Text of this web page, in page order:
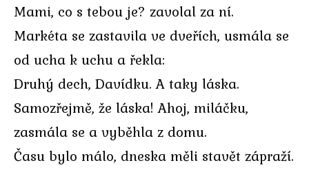
Mami, co s tebou je? zavolal za ní.
Markéta se zastavila ve dveřích, usmála se
od ucha k uchu a řekla:
Druhý dech, Davídku. A taky láska.
Samozřejmě, že láska! Ahoj, miláčku,
zasmála se a vyběhla z domu.
Času bylo málo, dneska měli stavět zápraží.